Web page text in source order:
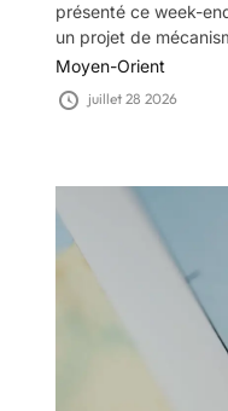
présenté ce week-
un projet de
Moyen-Orient
juillet 28 2026